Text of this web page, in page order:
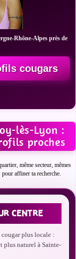
Rhône-Alpes près de
cougars
lès-Lyon :
proches
même secteur, mêmes
pour affiner ta recherche.
CENTRE
plus locale :
plus naturel à Sainte-